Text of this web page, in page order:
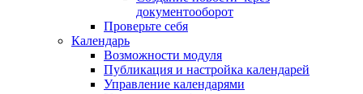
документооборот
Проверьте себя
Календарь
Возможности модуля
Публикация и настройка календарей
Управление календарями